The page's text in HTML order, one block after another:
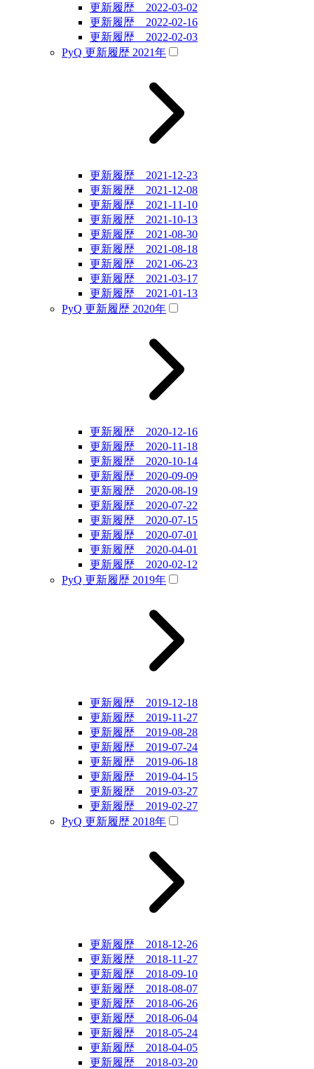
更新履歴 2022-03-02
更新履歴 2022-02-16
更新履歴 2022-02-03
PyQ 更新履歴 2021年
更新履歴 2021-12-23
更新履歴 2021-12-08
更新履歴 2021-11-10
更新履歴 2021-10-13
更新履歴 2021-08-30
更新履歴 2021-08-18
更新履歴 2021-06-23
更新履歴 2021-03-17
更新履歴 2021-01-13
PyQ 更新履歴 2020年
更新履歴 2020-12-16
更新履歴 2020-11-18
更新履歴 2020-10-14
更新履歴 2020-09-09
更新履歴 2020-08-19
更新履歴 2020-07-22
更新履歴 2020-07-15
更新履歴 2020-07-01
更新履歴 2020-04-01
更新履歴 2020-02-12
PyQ 更新履歴 2019年
更新履歴 2019-12-18
更新履歴 2019-11-27
更新履歴 2019-08-28
更新履歴 2019-07-24
更新履歴 2019-06-18
更新履歴 2019-04-15
更新履歴 2019-03-27
更新履歴 2019-02-27
PyQ 更新履歴 2018年
更新履歴 2018-12-26
更新履歴 2018-11-27
更新履歴 2018-09-10
更新履歴 2018-08-07
更新履歴 2018-06-26
更新履歴 2018-06-04
更新履歴 2018-05-24
更新履歴 2018-04-05
更新履歴 2018-03-20